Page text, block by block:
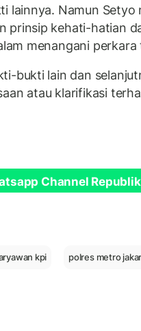
lainnya. Namun Setyo
prinsip kehati-hatian
menangani perkara
bukti lain dan
atau klarifikasi
Channel
kpi polres metro